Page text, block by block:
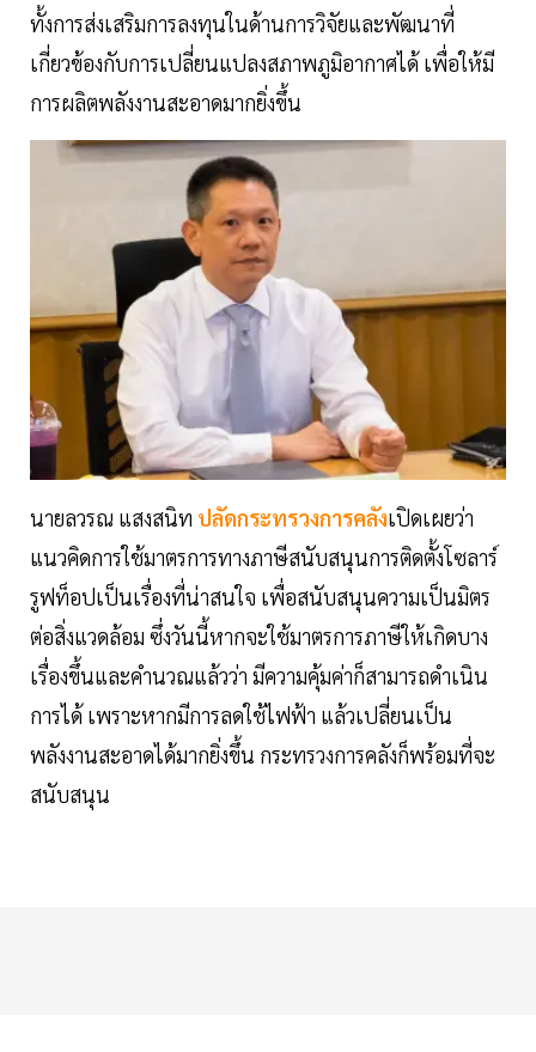
ทั้งการส่งเสริมการลงทุนในด้านการวิจัยและพัฒนาที่
เกี่ยวข้องกับการเปลี่ยนแปลงสภาพภูมิอากาศได้ เพื่อให้มี
การผลิตพลังงานสะอาดมากยิ่งขึ้น
นายลวรณ แสงสนิท ปลัดกระทรวงการคลังเปิดเผยว่า
แนวคิดการใช้มาตรการทางภาษีสนับสนุนการติดตั้งโซลาร์
รูฟท็อปเป็นเรื่องที่น่าสนใจ เพื่อสนับสนุนความเป็นมิตร
ต่อสิ่งแวดล้อม ซึ่งวันนี้หากจะใช้มาตรการภาษีให้เกิดบาง
เรื่องขึ้นและคำนวณแล้วว่า มีความคุ้มค่าก็สามารถดำเนิน
การได้ เพราะหากมีการลดใช้ไฟฟ้า แล้วเปลี่ยนเป็น
พลังงานสะอาดได้มากยิ่งขึ้น กระทรวงการคลังก็พร้อมที่จะ
สนับสนุน